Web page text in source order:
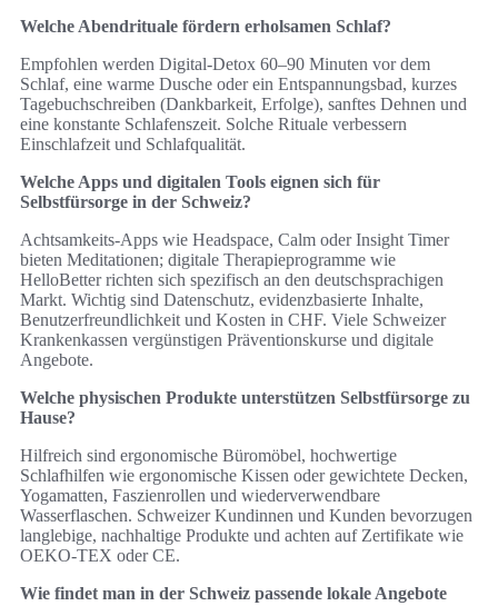
Welche Abendrituale fördern erholsamen Schlaf?
Empfohlen werden Digital-Detox 60–90 Minuten vor dem
Schlaf, eine warme Dusche oder ein Entspannungsbad, kurzes
Tagebuchschreiben (Dankbarkeit, Erfolge), sanftes Dehnen und
eine konstante Schlafenszeit. Solche Rituale verbessern
Einschlafzeit und Schlafqualität.
Welche Apps und digitalen Tools eignen sich für
Selbstfürsorge in der Schweiz?
Achtsamkeits-Apps wie Headspace, Calm oder Insight Timer
bieten Meditationen; digitale Therapieprogramme wie
HelloBetter richten sich spezifisch an den deutschsprachigen
Markt. Wichtig sind Datenschutz, evidenzbasierte Inhalte,
Benutzerfreundlichkeit und Kosten in CHF. Viele Schweizer
Krankenkassen vergünstigen Präventionskurse und digitale
Angebote.
Welche physischen Produkte unterstützen Selbstfürsorge zu
Hause?
Hilfreich sind ergonomische Büromöbel, hochwertige
Schlafhilfen wie ergonomische Kissen oder gewichtete Decken,
Yogamatten, Faszienrollen und wiederverwendbare
Wasserflaschen. Schweizer Kundinnen und Kunden bevorzugen
langlebige, nachhaltige Produkte und achten auf Zertifikate wie
OEKO‑TEX oder CE.
Wie findet man in der Schweiz passende lokale Angebote